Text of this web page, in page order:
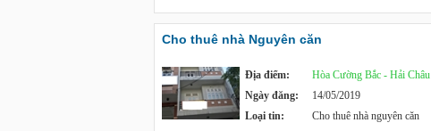
Cho thuê nhà Nguyên căn
Địa điểm:
Hòa Cường Bắc - Hải Châu
Ngày đăng:
14/05/2019
Loại tin:
Cho thuê nhà nguyên căn